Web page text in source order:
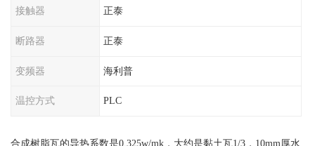
接触器 正泰
断路器 正泰
变频器 海利普
温控方式 PLC
合成树脂瓦的导热系数是0.325w/mk，大约是黏土瓦1/3，10mm厚水